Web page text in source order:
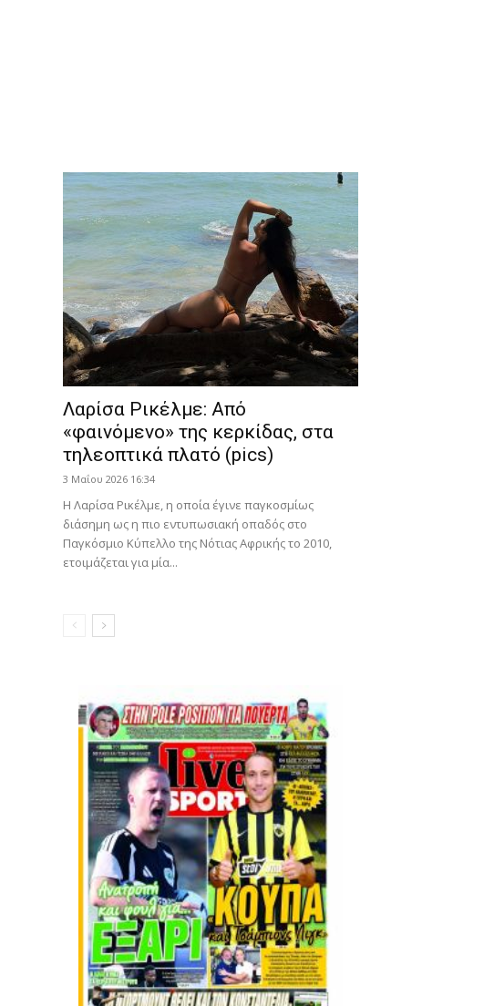
Λαρίσα Ρικέλμε: Από
«φαινόμενο» της κερκίδας, στα
τηλεοπτικά πλατό (pics)
3 Μαΐου 2026 16:34
Η Λαρίσα Ρικέλμε, η οποία έγινε παγκοσμίως
διάσημη ως η πιο εντυπωσιακή οπαδός στο
Παγκόσμιο Κύπελλο της Νότιας Αφρικής το 2010,
ετοιμάζεται για μία...